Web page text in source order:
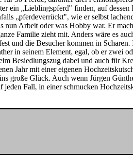
ein „Lieblingspferd" finden, auf dessen
„pferdeverrückt", wie er selbst
nun Arbeit oder was Hobby war. Er
Familie zieht mit. Anders wäre es
und die Besucher kommen in Scharen.
in seinem Element, egal, ob er zwei
Besiedlungszug dabei und auch für
Jahr mit einer eigenen
große Glück. Auch wenn Jürgen
Fall, in einer schmucken